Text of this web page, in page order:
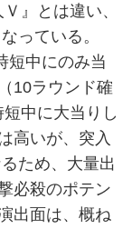
』とは違い、
っている。
短中にのみ当
10ラウンド確
中に大当りし
高いが、突入
ため、大量出
必殺のポテン
出面は、概ね